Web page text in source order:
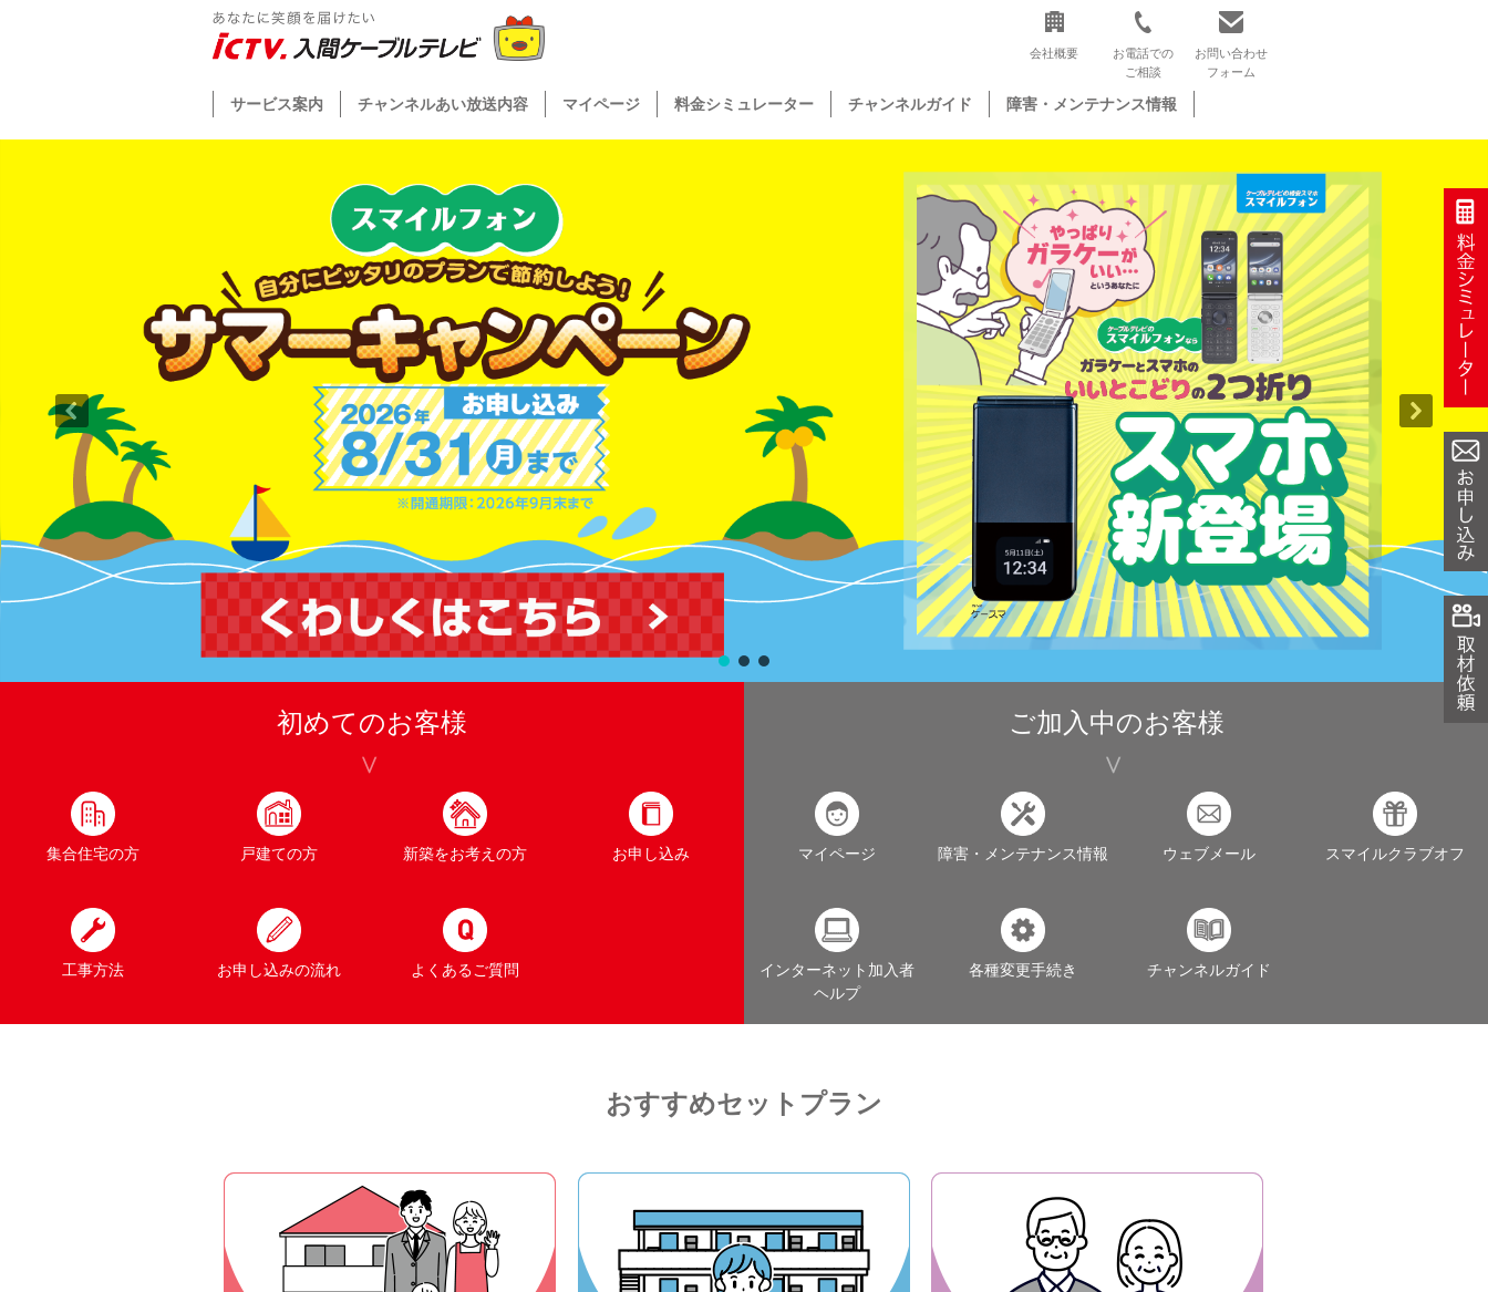
会社概要
お電話での
ご相談
お問い合わせ
フォーム
サービス案内 チャンネルあい放送内容 マイページ 料金シミュレーター チャンネルガイド 障害・メンテナンス情報
初めてのお客様
集合住宅の方 戸建ての方 新築をお考えの方 お申し込み
工事方法 お申し込みの流れ よくあるご質問
ご加入中のお客様
マイページ 障害・メンテナンス情報 ウェブメール スマイルクラブオフ
インターネット加入者
ヘルプ
各種変更手続き チャンネルガイド
おすすめセットプラン